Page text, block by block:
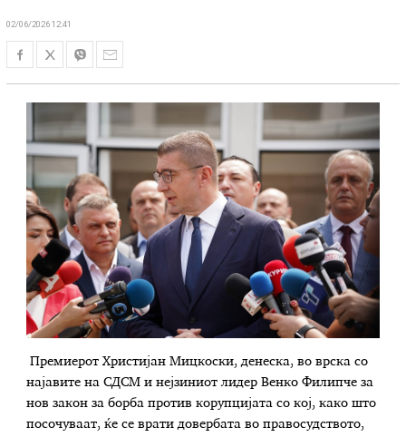
02/06/2026 12:41
Премиерот Христијан Мицкоски, денеска, во врска со
најавите на СДСМ и нејзиниот лидер Венко Филипче за
нов закон за борба против корупцијата со кој, како што
посочуваат, ќе се врати довербата во правосудството,